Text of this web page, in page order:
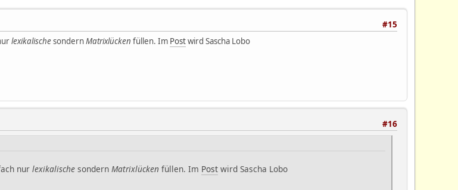
#15
lexikalischesondernMatrixlücken füllen. Im Postwird Sascha Lobo
#16
nur lexikalische sondern Matrixlücken füllen. Im Post wird Sascha Lobo